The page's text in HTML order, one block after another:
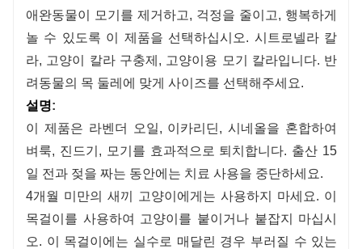
애완동물이 모기를 제거하고, 걱정을 줄이고, 행복하게
놀 수 있도록 이 제품을 선택하십시오. 시트로넬라 칼
라, 고양이 칼라 구충제, 고양이용 모기 칼라입니다. 반
려동물의 목 둘레에 맞게 사이즈를 선택해주세요.
설명:
이 제품은 라벤더 오일, 이카리딘, 시네올을 혼합하여
벼룩, 진드기, 모기를 효과적으로 퇴치합니다. 출산 15
일 전과 젖을 짜는 동안에는 치료 사용을 중단하세요.
4개월 미만의 새끼 고양이에게는 사용하지 마세요. 이
목걸이를 사용하여 고양이를 붙이거나 붙잡지 마십시
오. 이 목걸이에는 실수로 매달린 경우 부러질 수 있는